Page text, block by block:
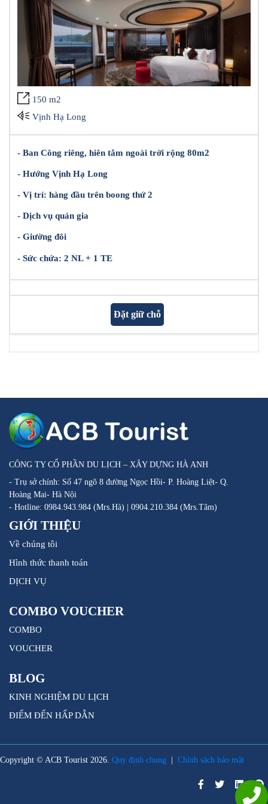
150 m2
Vịnh Hạ Long
- Ban Công riêng, hiên tắm ngoài trời rộng 80m2
- Hướng Vịnh Hạ Long
- Vị trí: hàng đầu trên boong thứ 2
- Dịch vụ quản gia
- Giường đôi
- Sức chứa: 2 NL + 1 TE
Đặt giữ chỗ
CÔNG TY CỔ PHẦN DU LỊCH – XÂY DỰNG HÀ ANH
- Trụ sở chính: Số 47 ngõ 8 đường Ngọc Hồi- P. Hoàng Liệt- Q.
Hoàng Mai- Hà Nội
- Hotline: 0984.943.984 (Mrs.Hà) | 0904.210.384 (Mrs.Tâm)
GIỚI THIỆU
Về chúng tôi
Hình thức thanh toán
DỊCH VỤ
COMBO VOUCHER
COMBO
VOUCHER
BLOG
KINH NGHIỆM DU LỊCH
ĐIỂM ĐẾN HẤP DẪN
Copyright © ACB Tourist 2026. Quy định chung Chính sách bảo mật